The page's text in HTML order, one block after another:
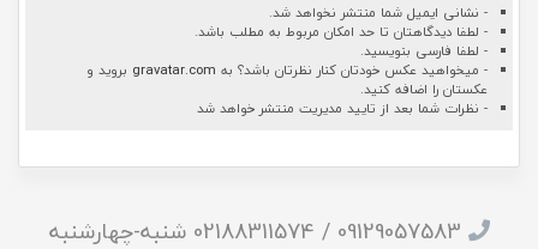
- نشانی ایمیل شما منتشر نخواهد شد.
- لطفا دیدگاهتان تا حد امکان مربوط به مطلب باشد.
- لطفا فارسی بنویسید.
- میخواهید عکس خودتان کنار نظرتان باشد؟ به gravatar.com بروید و
عکستان را اضافه کنید.
- نظرات شما بعد از تایید مدیریت منتشر خواهد شد
09129057583 / 02188311574 شنبه-چهارشنبه